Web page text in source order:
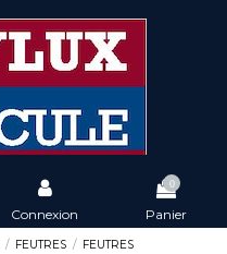
Connexion
0
Panier
FEUTRES
FEUTRES